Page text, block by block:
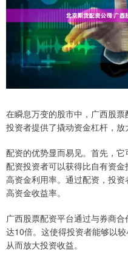
在瞬息万变的股市中，广西股
投资者提供了撬动资金杠杆，放
配资的优势显而易见。首先，
配资投资者可以获得比自有资
高资金利用率。通过配资，投
高资金收益率。
广西股票配资平台通过与券商
达10倍。这使得投资者能够以
从而放大投资收益。